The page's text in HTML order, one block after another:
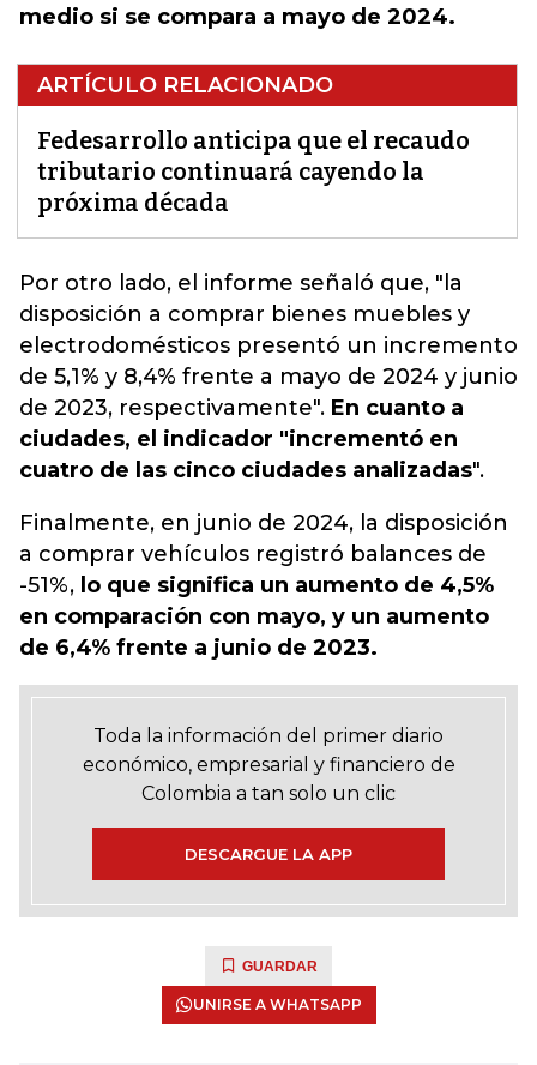
medio si se compara a mayo de 2024.
ARTÍCULO RELACIONADO
Fedesarrollo anticipa que el recaudo
tributario continuará cayendo la
próxima década
Por otro lado, el informe señaló que, "la
disposición a comprar bienes muebles y
electrodomésticos presentó un incremento
de 5,1% y 8,4% frente a mayo de 2024 y junio
de 2023, respectivamente". En cuanto a
ciudades, el indicador "incrementó en
cuatro de las cinco ciudades analizadas".
Finalmente, en junio de 2024, la disposición
a comprar vehículos registró balances de
-51%, lo que significa un aumento de 4,5%
en comparación con mayo, y un aumento
de 6,4% frente a junio de 2023.
Toda la información del primer diario
económico, empresarial y financiero de
Colombia a tan solo un clic
DESCARGUE LA APP
GUARDAR
UNIRSE A WHATSAPP